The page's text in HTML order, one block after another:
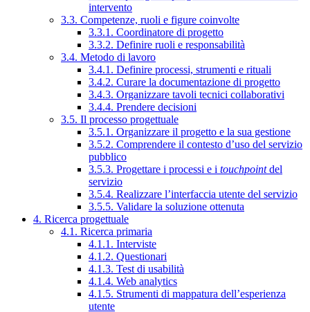
intervento
3.3. Competenze, ruoli e figure coinvolte
3.3.1. Coordinatore di progetto
3.3.2. Definire ruoli e responsabilità
3.4. Metodo di lavoro
3.4.1. Definire processi, strumenti e rituali
3.4.2. Curare la documentazione di progetto
3.4.3. Organizzare tavoli tecnici collaborativi
3.4.4. Prendere decisioni
3.5. Il processo progettuale
3.5.1. Organizzare il progetto e la sua gestione
3.5.2. Comprendere il contesto d’uso del servizio
pubblico
3.5.3. Progettare i processi e i touchpointdel
servizio
3.5.4. Realizzare l’interfaccia utente del servizio
3.5.5. Validare la soluzione ottenuta
4. Ricerca progettuale
4.1. Ricerca primaria
4.1.1. Interviste
4.1.2. Questionari
4.1.3. Test di usabilità
4.1.4. Web analytics
4.1.5. Strumenti di mappatura dell’esperienza
utente